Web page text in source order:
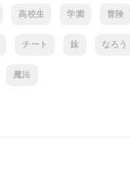
高校生 学園 冒険
チート 妹 なろう
魔法